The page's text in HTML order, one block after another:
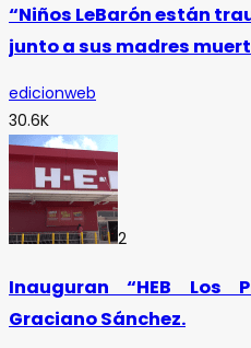
“Niños LeBarón están
junto a sus madres
edicionweb
30.6K
2
Inauguran “HEB Los
Graciano Sánchez.